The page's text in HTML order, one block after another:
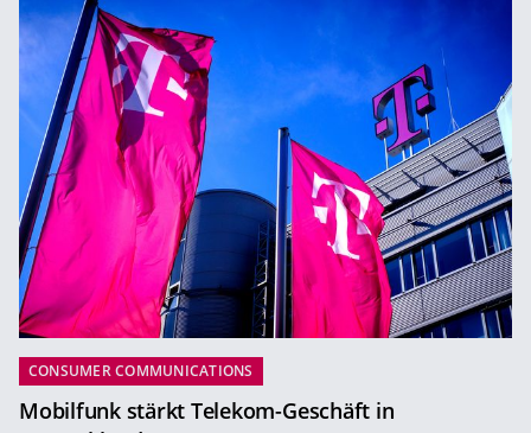
CONSUMER COMMUNICATIONS
Mobilfunk stärkt Telekom-Geschäft in